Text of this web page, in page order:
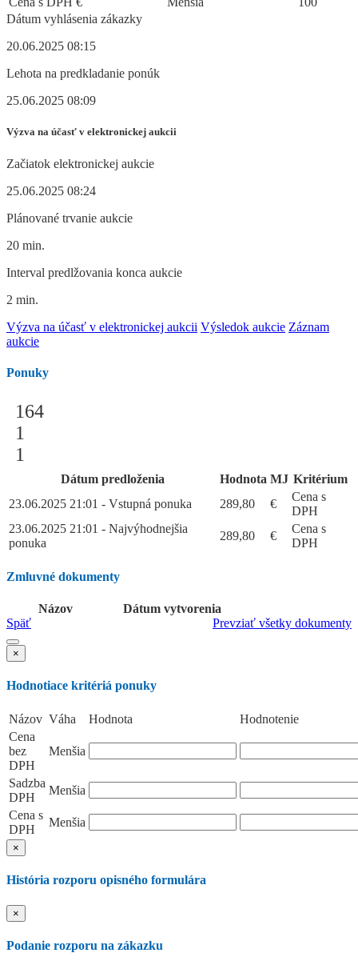
Dátum vyhlásenia zákazky
20.06.2025 08:15
Lehota na predkladanie ponúk
25.06.2025 08:09
Výzva na účasť v elektronickej aukcii
Začiatok elektronickej aukcie
25.06.2025 08:24
Plánované trvanie aukcie
20 min.
Interval predlžovania konca aukcie
2 min.
Výzva na účasť v elektronickej aukcii Výsledok aukcie Záznam
aukcie
Ponuky
164
1
1
Dátum predloženia Hodnota MJ Kritérium
23.06.2025 21:01 - Vstupná ponuka
289,80 €
Cena s
DPH
23.06.2025 21:01 - Najvýhodnejšia
ponuka
289,80 €
Cena s
DPH
Zmluvné dokumenty
Názov
Dátum vytvorenia
Prevziať všetky dokumenty
Späť
×
Hodnotiace kritériá ponuky
Názov Váha Hodnota
Hodnotenie
Cena
bez
DPH
Menšia
Sadzba
DPH
Menšia
Cena s
DPH
Menšia
×
História rozporu opisného formulára
×
Podanie rozporu na zákazku